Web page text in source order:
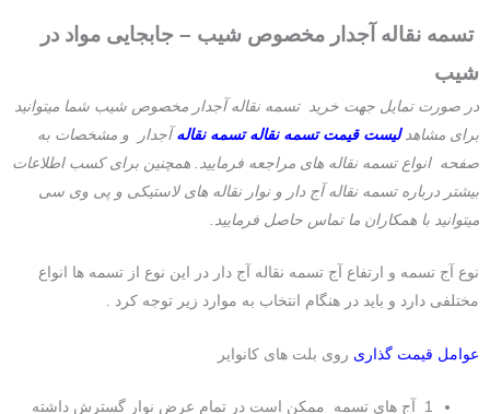
تسمه نقاله آجدار مخصوص شیب – جابجایی مواد در
شیب
در صورت تمایل جهت خرید تسمه نقاله آجدار مخصوص شیب شما میتوانید
برای مشاهد لیست قیمت تسمه نقاله تسمه نقاله آجدار و مشخصات به
صفحه انواع تسمه نقاله های مراجعه فرمایید. همچنین برای کسب اطلاعات
بیشتر درباره تسمه نقاله آج دار و نوار نقاله های لاستیکی و پی وی سی
میتوانید با همکاران ما تماس حاصل فرمایید.
نوع آج تسمه و ارتفاع آج تسمه نقاله آج دار در این نوع از تسمه ها انواع
مختلفی دارد و باید در هنگام انتخاب به موارد زیر توجه کرد .
عوامل قیمت گذاری روی بلت های کانوایر
1_آج های تسمه ممکن است در تمام عرض نوار گسترش داشته